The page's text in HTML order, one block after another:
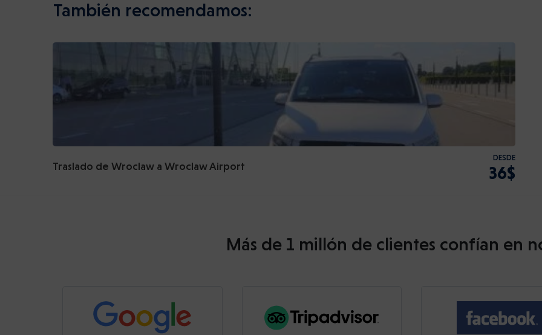
También recomendamos:
Traslado de Wroclaw a Wroclaw Airport
DESDE
36$
Más de 1 millón de clientes confían en